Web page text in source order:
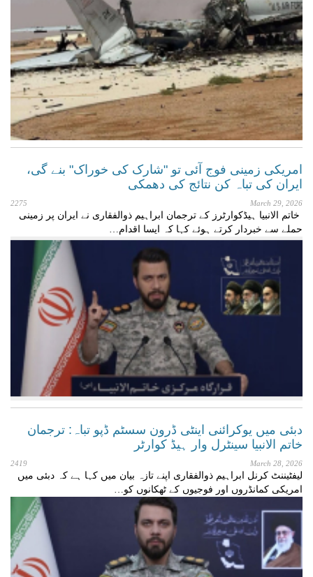
امریکی زمینی فوج آئی تو "شارک کی خوراک" بنے گی،
ایران کی تباہ کن نتائج کی دھمکی
March 29, 2026
2275
خاتم الانبیا ہیڈکوارٹرز کے ترجمان ابراہیم ذوالفقاری نے ایران پر زمینی
حملے سے خبردار کرتے ہوئے کہا کہ ایسا اقدام…
دبئی میں یوکرائنی اینٹی ڈرون سسٹم ڈپو تباہ: ترجمان
خاتم الانبیا سینٹرل وار ہیڈ کوارٹر
March 28, 2026
2419
لیفٹیننٹ کرنل ابراہیم ذوالفقاری اپنے تازہ بیان میں کہا ہے کہ دبئی میں
امریکی کمانڈروں اور فوجیوں کے ٹھکانوں کو…